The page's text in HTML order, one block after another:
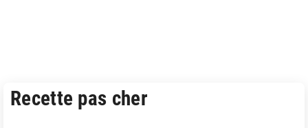
Recette pas cher